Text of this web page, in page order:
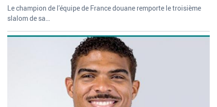
Le champion de l'équipe de France douane remporte le troisième
slalom de sa…